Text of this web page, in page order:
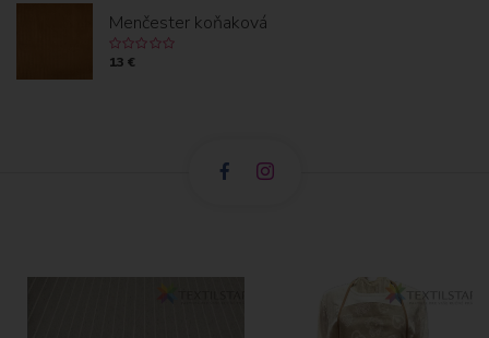
Menčester koňaková
13 €